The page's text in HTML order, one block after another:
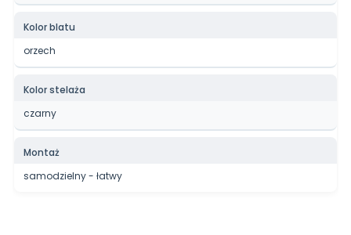
Kolor blatu
orzech
Kolor stelaża
czarny
Montaż
samodzielny - łatwy